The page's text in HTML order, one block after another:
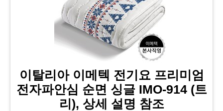
이탈리아 이메텍 전기요 프리미엄
전자파안심 순면 싱글 IMO-914 (트
리), 상세 설명 참조